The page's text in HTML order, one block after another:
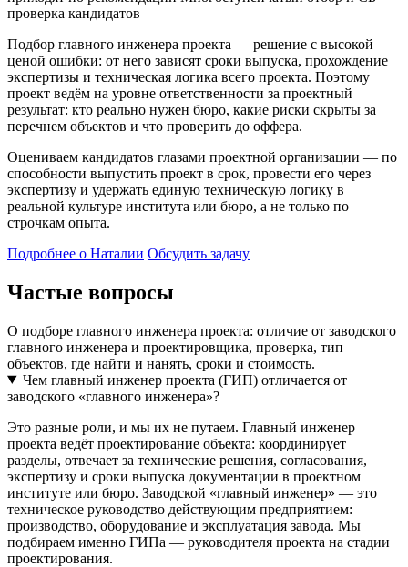
проверка кандидатов
Подбор главного инженера проекта — решение с высокой
ценой ошибки: от него зависят сроки выпуска, прохождение
экспертизы и техническая логика всего проекта. Поэтому
проект ведём на уровне ответственности за проектный
результат: кто реально нужен бюро, какие риски скрыты за
перечнем объектов и что проверить до оффера.
Оцениваем кандидатов глазами проектной организации — по
способности выпустить проект в срок, провести его через
экспертизу и удержать единую техническую логику в
реальной культуре института или бюро, а не только по
строчкам опыта.
Подробнее о Наталии Обсудить задачу
Частые вопросы
О подборе главного инженера проекта: отличие от заводского
главного инженера и проектировщика, проверка, тип
объектов, где найти и нанять, сроки и стоимость.
Чем главный инженер проекта (ГИП) отличается от
заводского «главного инженера»?
Это разные роли, и мы их не путаем. Главный инженер
проекта ведёт проектирование объекта: координирует
разделы, отвечает за технические решения, согласования,
экспертизу и сроки выпуска документации в проектном
институте или бюро. Заводской «главный инженер» — это
техническое руководство действующим предприятием:
производство, оборудование и эксплуатация завода. Мы
подбираем именно ГИПа — руководителя проекта на стадии
проектирования.